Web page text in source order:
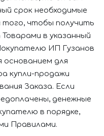
срок необходимые
чтобы получить
в указанный
ИП Гузанов
основанием для
купли-продажи
Заказа. Если
денежные
в порядке,
Правилами.